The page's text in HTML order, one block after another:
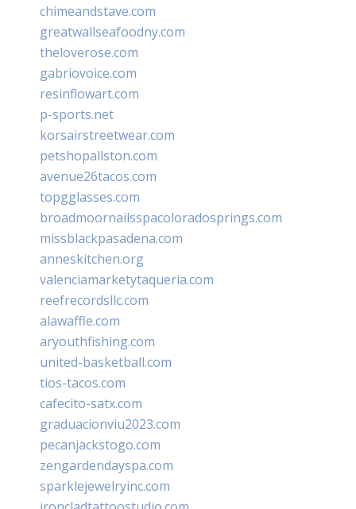
chimeandstave.com
greatwallseafoodny.com
theloverose.com
gabriovoice.com
resinflowart.com
p-sports.net
korsairstreetwear.com
petshopallston.com
avenue26tacos.com
topgglasses.com
broadmoornailsspacoloradosprings.com
missblackpasadena.com
anneskitchen.org
valenciamarketytaqueria.com
reefrecordsllc.com
alawaffle.com
aryouthfishing.com
united-basketball.com
tios-tacos.com
cafecito-satx.com
graduacionviu2023.com
pecanjackstogo.com
zengardendayspa.com
sparklejewelryinc.com